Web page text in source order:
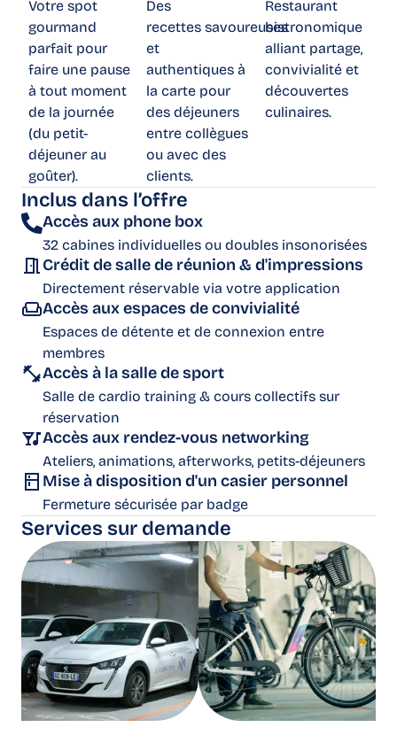
Votre spot
gourmand
parfait pour
faire une pause
à tout moment
de la journée
(du petit-
déjeuner au
goûter).
Des
recettes savoureuses
et
authentiques à
la carte pour
des déjeuners
entre collègues
ou avec des
clients.
Restaurant
bistronomique
alliant partage,
convivialité et
découvertes
culinaires.
Inclus dans l’offre
Accès aux phone box
32 cabines individuelles ou doubles insonorisées
Crédit de salle de réunion & d'impressions
Directement réservable via votre application
Accès aux espaces de convivialité
Espaces de détente et de connexion entre
membres
Accès à la salle de sport
Salle de cardio training & cours collectifs sur
réservation
Accès aux rendez-vous networking
Ateliers, animations, afterworks, petits-déjeuners
Mise à disposition d'un casier personnel
Fermeture sécurisée par badge
Services sur demande